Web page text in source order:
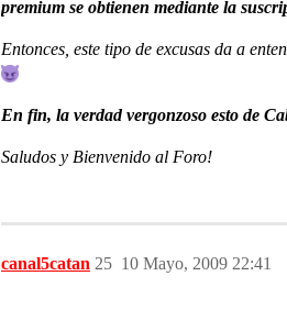
premium se obtienen mediante la
Entonces, este tipo de excusas da a
En fin, la verdad vergonzoso esto de
Saludos y Bienvenido al Foro!
canal5catan 10 Mayo, 2009 22:41
25